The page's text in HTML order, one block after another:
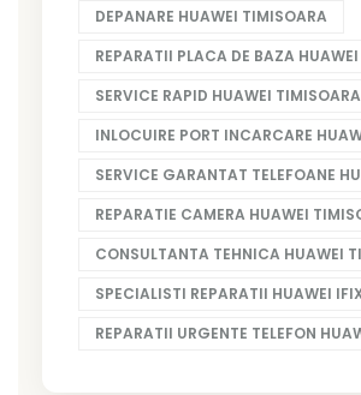
DEPANARE HUAWEI TIMISOARA
REPARATII PLACA DE BAZA HUAWEI
SERVICE RAPID HUAWEI TIMISOARA
INLOCUIRE PORT INCARCARE
SERVICE GARANTAT TELEFOANE
REPARATIE CAMERA HUAWEI
CONSULTANTA TEHNICA HUAWEI
SPECIALISTI REPARATII HUAWEI
REPARATII URGENTE TELEFON